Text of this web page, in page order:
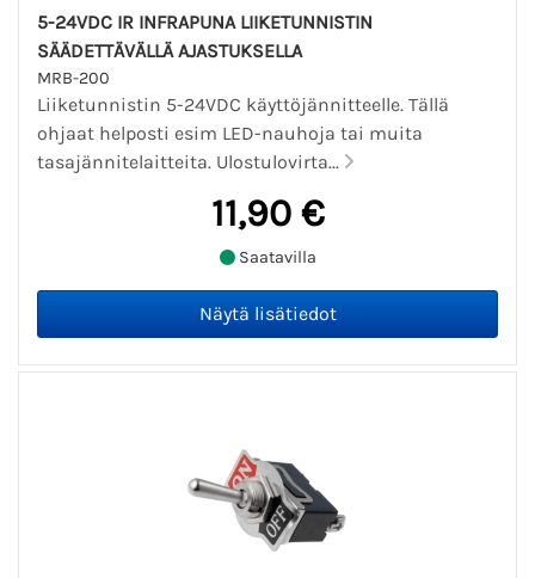
5-24VDC IR INFRAPUNA LIIKETUNNISTIN
SÄÄDETTÄVÄLLÄ AJASTUKSELLA
MRB-200
Liiketunnistin 5-24VDC käyttöjännitteelle. Tällä
ohjaat helposti esim LED-nauhoja tai muita
tasajännitelaitteita. Ulostulovirta...
11,90 €
Saatavilla